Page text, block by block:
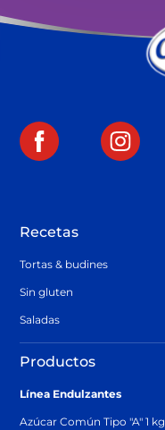
Recetas
Tortas & budines
Sin gluten
Saladas
Productos
Línea Endulzantes
Azúcar Común Tipo "A" 1 kg